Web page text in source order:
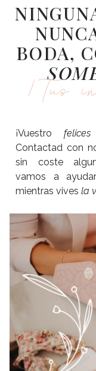
BODA,
¡Tus
¡Vuestro
Contactad con
sin coste
vamos a
mientras vives la